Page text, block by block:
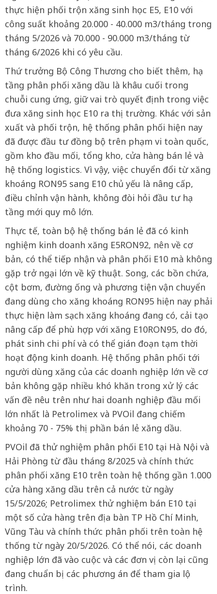
thực hiện phối trộn xăng sinh học E5, E10 với
công suất khoảng 20.000 - 40.000 m3/tháng trong
tháng 5/2026 và 70.000 - 90.000 m3/tháng từ
tháng 6/2026 khi có yêu cầu.
Thứ trưởng Bộ Công Thương cho biết thêm, hạ
tầng phân phối xăng dầu là khâu cuối trong
chuỗi cung ứng, giữ vai trò quyết định trong việc
đưa xăng sinh học E10 ra thị trường. Khác với sản
xuất và phối trộn, hệ thống phân phối hiện nay
đã được đầu tư đồng bộ trên phạm vi toàn quốc,
gồm kho đầu mối, tổng kho, cửa hàng bán lẻ và
hệ thống logistics. Vì vậy, việc chuyển đổi từ xăng
khoáng RON95 sang E10 chủ yếu là nâng cấp,
điều chỉnh vận hành, không đòi hỏi đầu tư hạ
tầng mới quy mô lớn.
Thực tế, toàn bộ hệ thống bán lẻ đã có kinh
nghiệm kinh doanh xăng E5RON92, nên về cơ
bản, có thể tiếp nhận và phân phối E10 mà không
gặp trở ngại lớn về kỹ thuật. Song, các bồn chứa,
cột bơm, đường ống và phương tiện vận chuyển
đang dùng cho xăng khoáng RON95 hiện nay phải
thực hiện làm sạch xăng khoáng đang có, cải tạo
nâng cấp để phù hợp với xăng E10RON95, do đó,
phát sinh chi phí và có thể gián đoạn tạm thời
hoạt động kinh doanh. Hệ thống phân phối tới
người dùng xăng của các doanh nghiệp lớn về cơ
bản không gặp nhiều khó khăn trong xử lý các
vấn đề nêu trên như hai doanh nghiệp đầu mối
lớn nhất là Petrolimex và PVOil đang chiếm
khoảng 70 - 75% thị phần bán lẻ xăng dầu.
PVOil đã thử nghiệm phân phối E10 tại Hà Nội và
Hải Phòng từ đầu tháng 8/2025 và chính thức
phân phối xăng E10 trên toàn hệ thống gần 1.000
cửa hàng xăng dầu trên cả nước từ ngày
15/5/2026; Petrolimex thử nghiệm bán E10 tại
một số cửa hàng trên địa bàn TP Hồ Chí Minh,
Vũng Tàu và chính thức phân phối trên toàn hệ
thống từ ngày 20/5/2026. Có thể nói, các doanh
nghiệp lớn đã vào cuộc và các đơn vị còn lại cũng
đang chuẩn bị các phương án để tham gia lộ
trình.